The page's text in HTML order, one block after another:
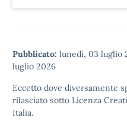
Pubblicato: lunedì, 03 luglio
luglio 2026
Eccetto dove diversamente
rilasciato sotto Licenza
Italia.